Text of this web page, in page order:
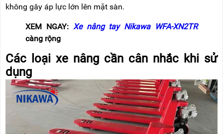
không gây áp lực lớn lên mặt sàn.
XEM NGAY: Xe nâng tay Nikawa WFA-XN2TR
càng rộng
Các loại xe nâng cần cân nhắc khi sử
dụng